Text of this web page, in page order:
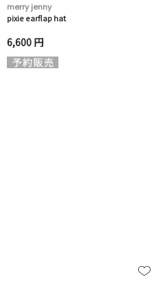
merry jenny
pixie earflap hat
6,600 円